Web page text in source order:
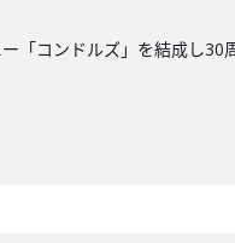
「コンドルズ」を結成し